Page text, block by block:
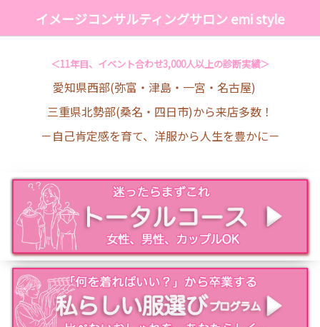
イメージコンサルティングサロン emi style
＜11年目、イベント合わせ3,000人以上の診断実績＞
愛知県西部(弥富・津島・一宮・名古屋)
三重県北勢部(桑名・四日市)から来店多数！
－自己肯定感を育て、洋服から人生を豊かに－